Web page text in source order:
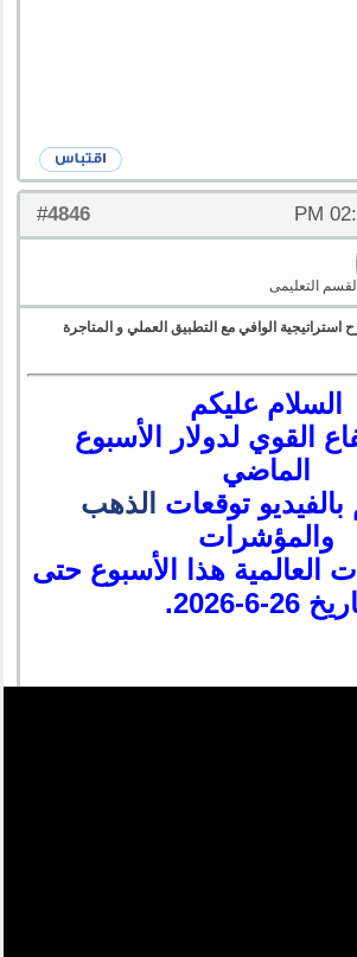
#
4846
التعليمى
الوافي مع التطبيق العملي و المتاجرة
السلام عليكم
القوي لدولار الأسبوع
الماضي
توقعات الذهب
والمؤشرات
العالمية هذا الأسبوع حتى
26-6-2026.